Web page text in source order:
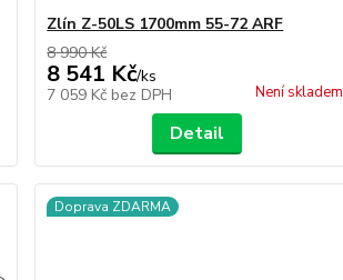
Zlín Z-50LS 1700mm 55-72 ARF
8 990 Kč
8 541 Kč/ks
7 059 Kč bez DPH Není skladem
Detail
Doprava ZDARMA